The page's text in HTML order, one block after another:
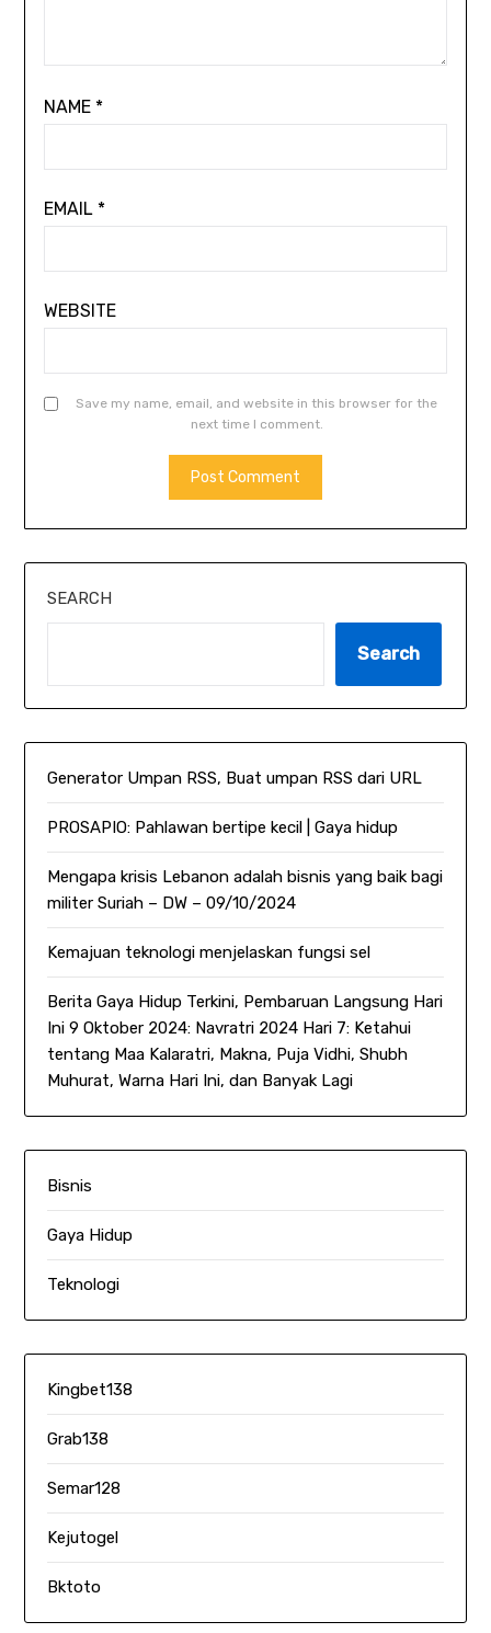
NAME *
EMAIL *
WEBSITE
Save my name, email, and website in this browser for the
next time I comment.
SEARCH
Search
Generator Umpan RSS, Buat umpan RSS dari URL
PROSAPIO: Pahlawan bertipe kecil | Gaya hidup
Mengapa krisis Lebanon adalah bisnis yang baik bagi
militer Suriah – DW – 09/10/2024
Kemajuan teknologi menjelaskan fungsi sel
Berita Gaya Hidup Terkini, Pembaruan Langsung Hari
Ini 9 Oktober 2024: Navratri 2024 Hari 7: Ketahui
tentang Maa Kalaratri, Makna, Puja Vidhi, Shubh
Muhurat, Warna Hari Ini, dan Banyak Lagi
Bisnis
Gaya Hidup
Teknologi
Kingbet138
Grab138
Semar128
Kejutogel
Bktoto